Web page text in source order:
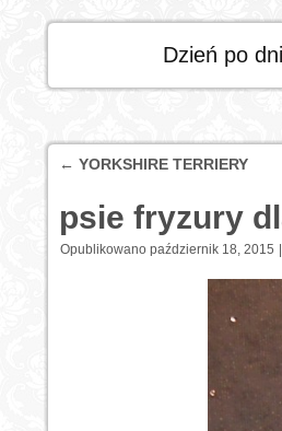
Dzień po
← YORKSHIRE TERRIERY
psie fryzury
Opublikowano październik 18, 2015